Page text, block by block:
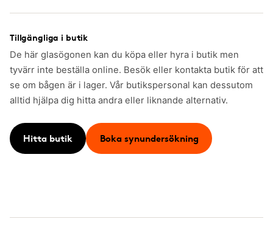
Tillgängliga i butik
De här glasögonen kan du köpa eller hyra i butik men
tyvärr inte beställa online. Besök eller kontakta butik för att
se om bågen är i lager. Vår butikspersonal kan dessutom
alltid hjälpa dig hitta andra eller liknande alternativ.
Hitta butik Boka synundersökning